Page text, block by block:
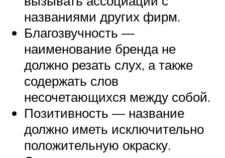
названиями других фирм.
Благозвучность —
наименование бренда не
должно резать слух, а также
содержать слов
несочетающихся между собой.
Позитивность — название
должно иметь исключительно
положительную окраску.